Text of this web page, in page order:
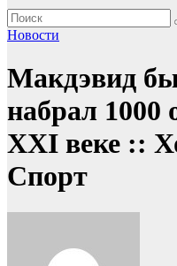
Новости
Макдэвид
набрал
ХХI веке ::
Спорт